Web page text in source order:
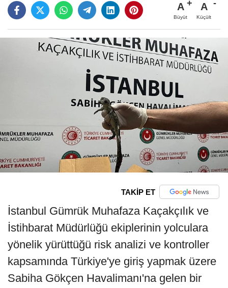
A
Büyüt
A
Küçült
TAKİP ET
İstanbul Gümrük Muhafaza Kaçakçılık ve
İstihbarat Müdürlüğü ekiplerinin yolculara
yönelik yürüttüğü risk analizi ve kontroller
kapsamında Türkiye'ye giriş yapmak üzere
Sabiha Gökçen Havalimanı'na gelen bir